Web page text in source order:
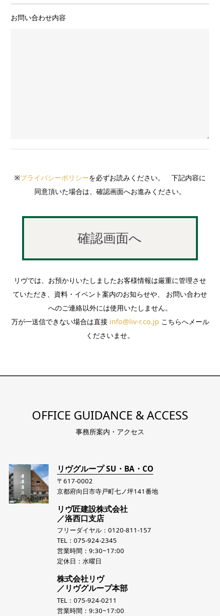
お問い合わせ内容
※プライバシーポリシーを必ずお読みください。 下記内容に
同意頂いた場合は、確認画面へお進みください。
リヴでは、お預かりいたしましたお客様情報は厳重に管理させ
ていただき、資料・イベント案内のお知らせや、 お問い合わせ
へのご連絡以外には使用いたしません。
万が一送信できない場合は直接 info@liv-r.co.jp こちらへメール
くださいませ。
OFFICE GUIDANCE & ACCESS
事務所案内・アクセス
リヴグループ SU・BA・CO
〒617-0002
京都府向日市寺戸町七ノ坪141番地
リヴ匠建設株式会社
／洛西口支店
フリーダイヤル：0120-811-157
TEL：075-924-2345
営業時間：9:30~17:00
定休日：水曜日
株式会社リヴ
／リヴグループ本部
TEL：075-924-0211
営業時間：9:30~17:00